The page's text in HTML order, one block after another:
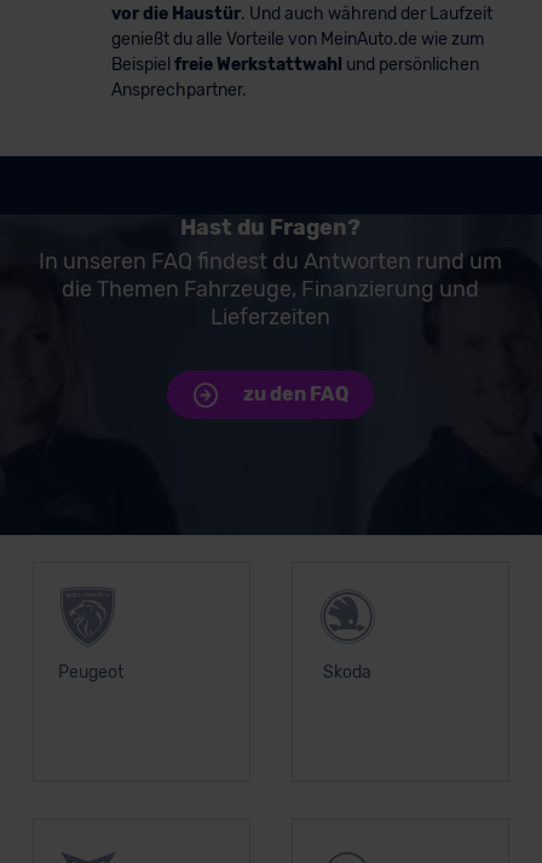
vor die Haustür. Und auch während der Laufzeit
genießt du alle Vorteile von MeinAuto.de wie zum
Beispiel freie Werkstattwahl und persönlichen
Ansprechpartner.
Hast du Fragen?
In unseren FAQ findest du Antworten rund um
die Themen Fahrzeuge, Finanzierung und
Lieferzeiten
zu den FAQ
Peugeot Skoda